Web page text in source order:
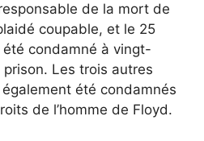
de la mort de
coupable, et le 25
condamné à vingt-
Les trois autres
été condamnés
de l’homme de Floyd.